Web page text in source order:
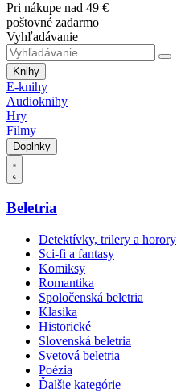
Pri nákupe nad 49 €
poštovné zadarmo
Vyhľadávanie
Knihy
E-knihy
Audioknihy
Hry
Filmy
Doplnky
Beletria
Detektívky, trilery a horory
Sci-fi a fantasy
Komiksy
Romantika
Spoločenská beletria
Klasika
Historické
Slovenská beletria
Svetová beletria
Poézia
Ďalšie kategórie